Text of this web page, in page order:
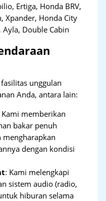
Ertiga, Honda BRV,
Xpander, Honda City
Ayla, Double Cabin
unggulan
Anda, antara lain:
Kami memberikan
bakar penuh
mengharapkan
dengan kondisi
: Kami melengkapi
sistem audio (radio,
hiburan selama